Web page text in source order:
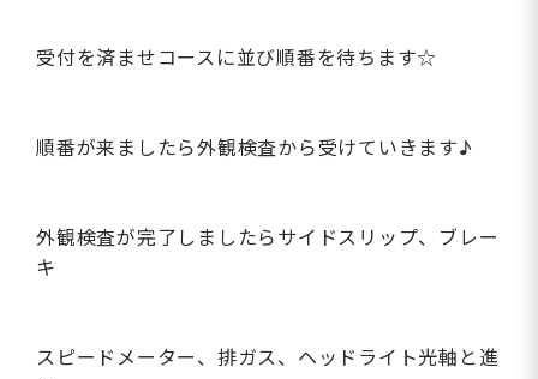
受付を済ませコースに並び順番を待ちます☆
順番が来ましたら外観検査から受けていきます♪
外観検査が完了しましたらサイドスリップ、ブレー
キ
スピードメーター、排ガス、ヘッドライト光軸と進